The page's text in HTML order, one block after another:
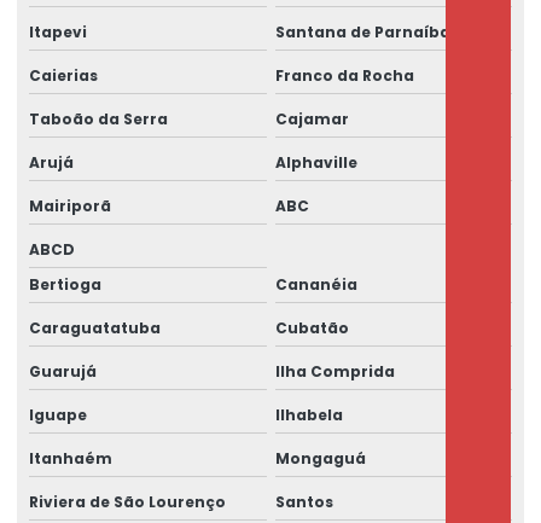
Itapevi Santana de Parnaíba
Caierias Franco da Rocha
Taboão da Serra Cajamar
Arujá Alphaville
Mairiporã ABC
ABCD
Bertioga
Cananéia
Caraguatatuba Cubatão
Guarujá Ilha Comprida
Iguape Ilhabela
Itanhaém Mongaguá
Riviera de São Lourenço Santos